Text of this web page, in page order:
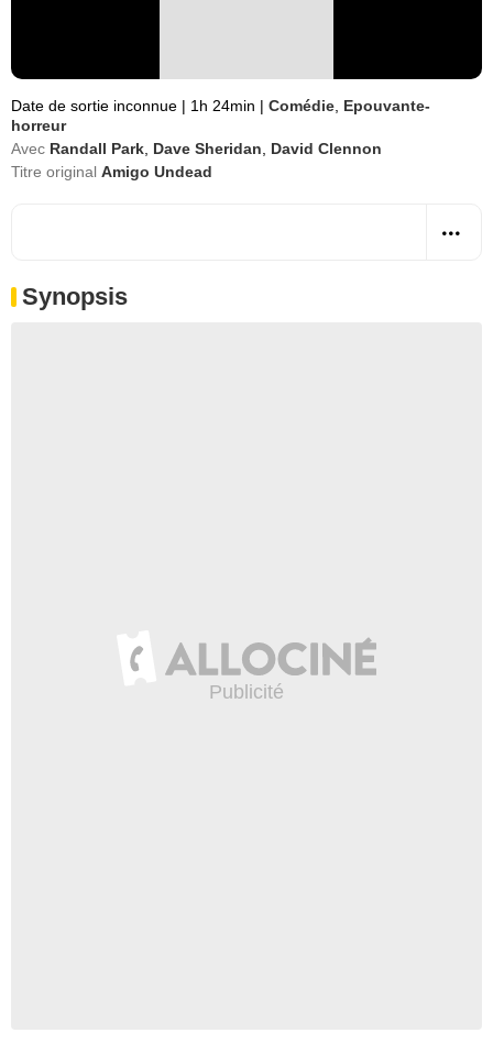
Date de sortie inconnue | 1h 24min | Comédie Epouvante-
horreur
Avec Randall Park Dave Sheridan
David Clennon
Titre original Amigo Undead
Synopsis